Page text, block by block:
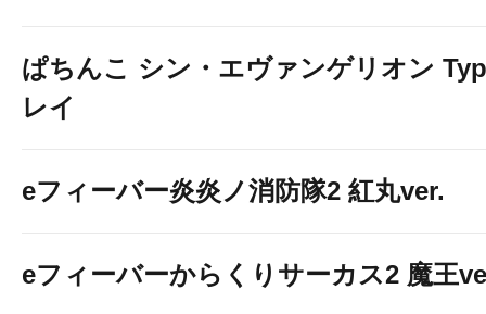
ぱちんこ シン・エヴァンゲリオン
レイ
eフィーバー炎炎ノ消防隊2 紅丸ver.
eフィーバーからくりサーカス2 魔王